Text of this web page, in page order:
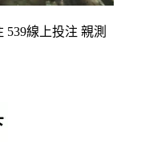
線上投注 親測